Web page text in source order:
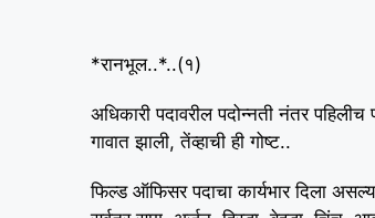
*रानभूल..*..(१)
अधिकारी पदावरील पदोन्नती नंतर
गावात झाली, तेंव्हाची ही गोष्ट..
फिल्ड ऑफिसर पदाचा कार्यभार दिला